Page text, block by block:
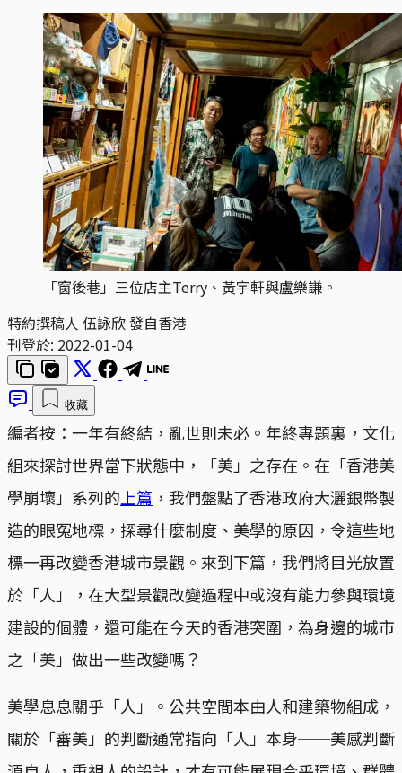
「窗後巷」三位店主Terry、黃宇軒與盧樂謙。
特約撰稿人 伍詠欣 發自香港
刊登於: 2022-01-04
收藏
編者按：一年有終結，亂世則未必。年終專題裏，文化
組來探討世界當下狀態中，「美」之存在。在「香港美
學崩壞」系列的上篇 ，我們盤點了香港政府大灑銀幣製
造的眼冤地標，探尋什麼制度、美學的原因，令這些地
標一再改變香港城市景觀。來到下篇，我們將目光放置
於「人」，在大型景觀改變過程中或沒有能力參與環境
建設的個體，還可能在今天的香港突圍，為身邊的城市
之「美」做出一些改變嗎？
美學息息關乎「人」。公共空間本由人和建築物組成，
關於「審美」的判斷通常指向「人」本身──美感判斷